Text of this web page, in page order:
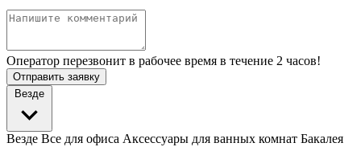
Оператор перезвонит в рабочее время в течение 2 часов!
Отправить заявку
Везде
Везде Все для офиса Аксессуары для ванных комнат Бакалея